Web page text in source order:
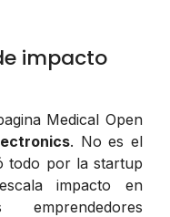
impacto
Medical Open
. No es el
todo por la startup
impacto en